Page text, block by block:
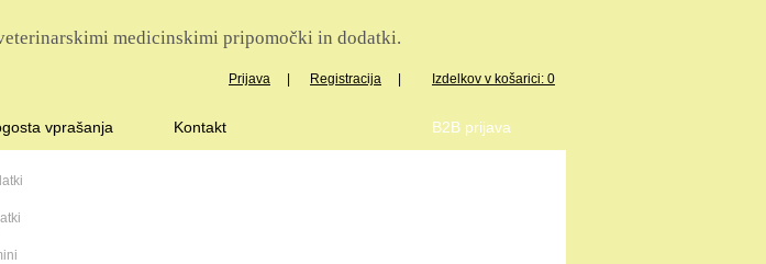
medicinskimi pripomočki in dodatki.
Prijava Registracija Izdelkov v košarici: 0
vprašanja Kontakt B2B prijava